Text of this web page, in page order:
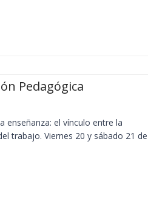
Pedagógica
enseñanza: el vínculo entre la
trabajo. Viernes 20 y sábado 21 de